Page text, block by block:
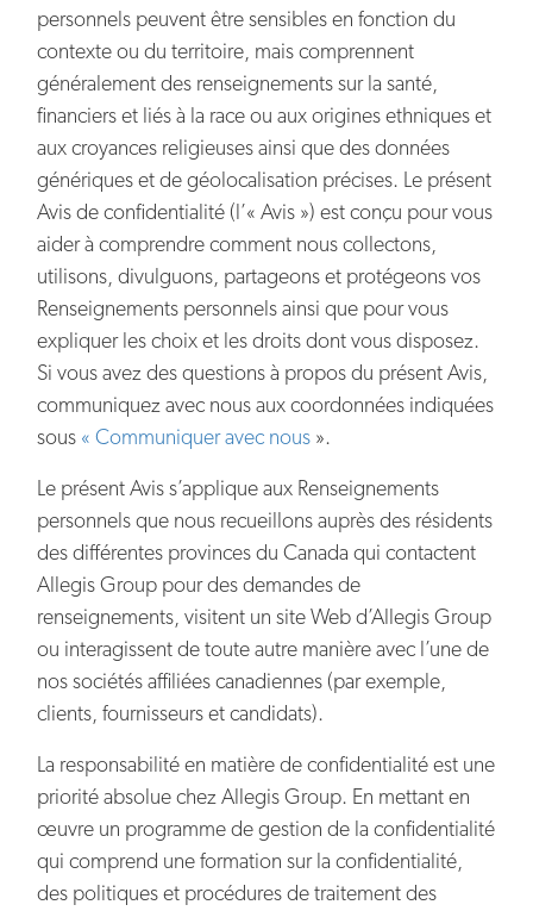
personnels peuvent être sensibles en fonction du
contexte ou du territoire, mais comprennent
généralement des renseignements sur la santé,
financiers et liés à la race ou aux origines ethniques et
aux croyances religieuses ainsi que des données
génériques et de géolocalisation précises. Le présent
Avis de confidentialité (l’« Avis ») est conçu pour vous
aider à comprendre comment nous collectons,
utilisons, divulguons, partageons et protégeons vos
Renseignements personnels ainsi que pour vous
expliquer les choix et les droits dont vous disposez.
Si vous avez des questions à propos du présent Avis,
communiquez avec nous aux coordonnées indiquées
sous « Communiquer avec nous ».
Le présent Avis s’applique aux Renseignements
personnels que nous recueillons auprès des résidents
des différentes provinces du Canada qui contactent
Allegis Group pour des demandes de
renseignements, visitent un site Web d’Allegis Group
ou interagissent de toute autre manière avec l’une de
nos sociétés affiliées canadiennes (par exemple,
clients, fournisseurs et candidats).
La responsabilité en matière de confidentialité est une
priorité absolue chez Allegis Group. En mettant en
œuvre un programme de gestion de la confidentialité
qui comprend une formation sur la confidentialité,
des politiques et procédures de traitement des